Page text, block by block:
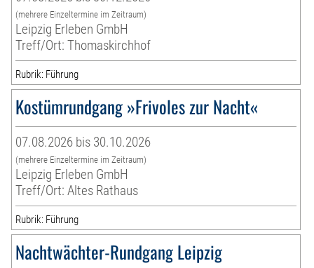
(mehrere Einzeltermine im Zeitraum)
Leipzig Erleben GmbH
Treff/Ort: Thomaskirchhof
Rubrik: Führung
Kostümrundgang »Frivoles zur Nacht«
07.08.2026 bis 30.10.2026
(mehrere Einzeltermine im Zeitraum)
Leipzig Erleben GmbH
Treff/Ort: Altes Rathaus
Rubrik: Führung
Nachtwächter-Rundgang Leipzig